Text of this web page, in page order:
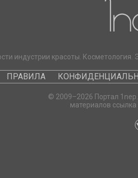
индустрии красоты.
ПРАВИЛА
© 2009–2026 Портал
материалов ссылка